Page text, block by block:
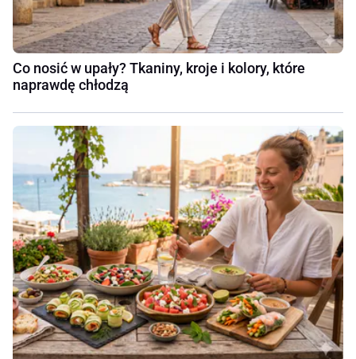
Co nosić w upały? Tkaniny, kroje i kolory, które
naprawdę chłodzą